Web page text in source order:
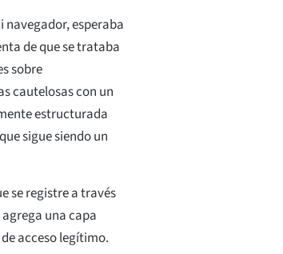
navegador, esperaba
de que se trataba
sobre
cautelosas con un
estructurada
sigue siendo un
se registre a través
una capa
acceso legítimo.